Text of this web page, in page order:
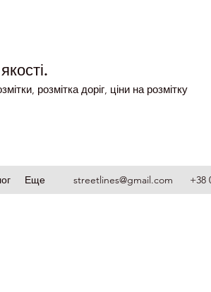
розмітка доріг, ціни на розмітку
Еще streetlines@gmail.com +38